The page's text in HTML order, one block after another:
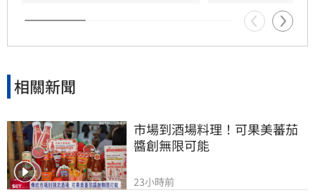
徑，特別是中部以北地區恐受風雨影響，前往琉
球、沖繩旅遊者亦需提高警覺，隨時關注颱風動
態以策安全。
相關新聞
市場到酒場料理！可果美蕃茄
醬創無限可能
23小時前